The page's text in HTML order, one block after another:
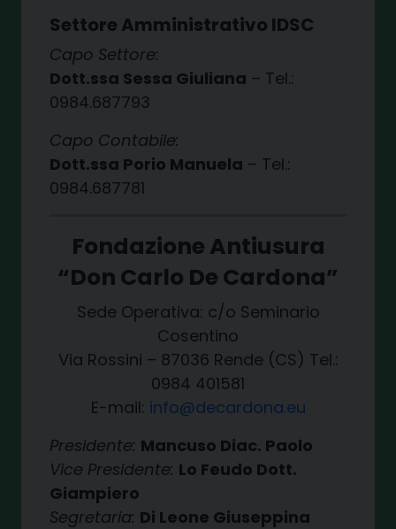
Settore Amministrativo IDSC
Capo Settore:
Dott.ssa Sessa Giuliana – Tel.:
0984.687793
Capo Contabile:
Dott.ssa Porio Manuela – Tel.:
0984.687781
Fondazione Antiusura
“Don Carlo De Cardona”
Sede Operativa: c/o Seminario
Cosentino
Via Rossini – 87036 Rende (CS) Tel.:
0984 401581
E-mail: info@decardona.eu
Presidente: Mancuso Diac. Paolo
Vice Presidente: Lo Feudo Dott.
Giampiero
Segretaria: Di Leone Giuseppina